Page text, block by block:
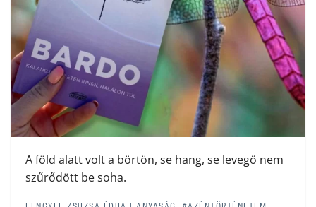
A föld alatt volt a börtön, se hang, se levegő nem
szűrődött be soha.